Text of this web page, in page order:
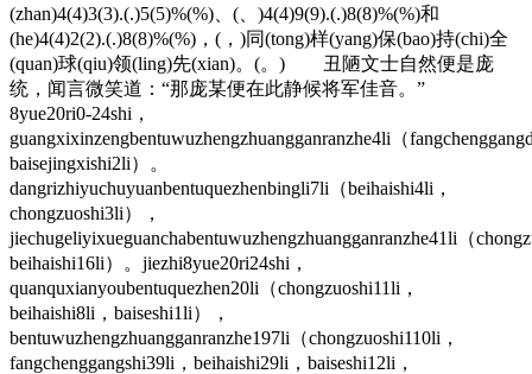
(zhan)4(4)3(3).(.)5(5)%(%)、(、)4(4)9(9).(.)8(8)%(%)和
(he)4(4)2(2).(.)8(8)%(%)，(，)同(tong)样(yang)保(bao)持(chi)全
(quan)球(qiu)领(ling)先(xian)。(。) 丑陋文士自然便是庞
统，闻言微笑道：“那庞某便在此静候将军佳音。”
8yue20ri0-24shi，
guangxixinzengbentuwuzhengzhuangganranzhe4li（
baisejingxishi2li）。
dangrizhiyuchuyuanbentuquezhenbingli7li（beihaishi4li，
chongzuoshi3li），
jiechugeliyixueguanchabentuwuzhengzhuangganranzhe41li（
beihaishi16li）。jiezhi8yue20ri24shi，
quanquxianyoubentuquezhen20li（chongzuoshi11li，
beihaishi8li，baiseshi1li），
bentuwuzhengzhuangganranzhe197li（chongzuoshi110li，
fangchenggangshi39li，beihaishi29li，baiseshi12li，